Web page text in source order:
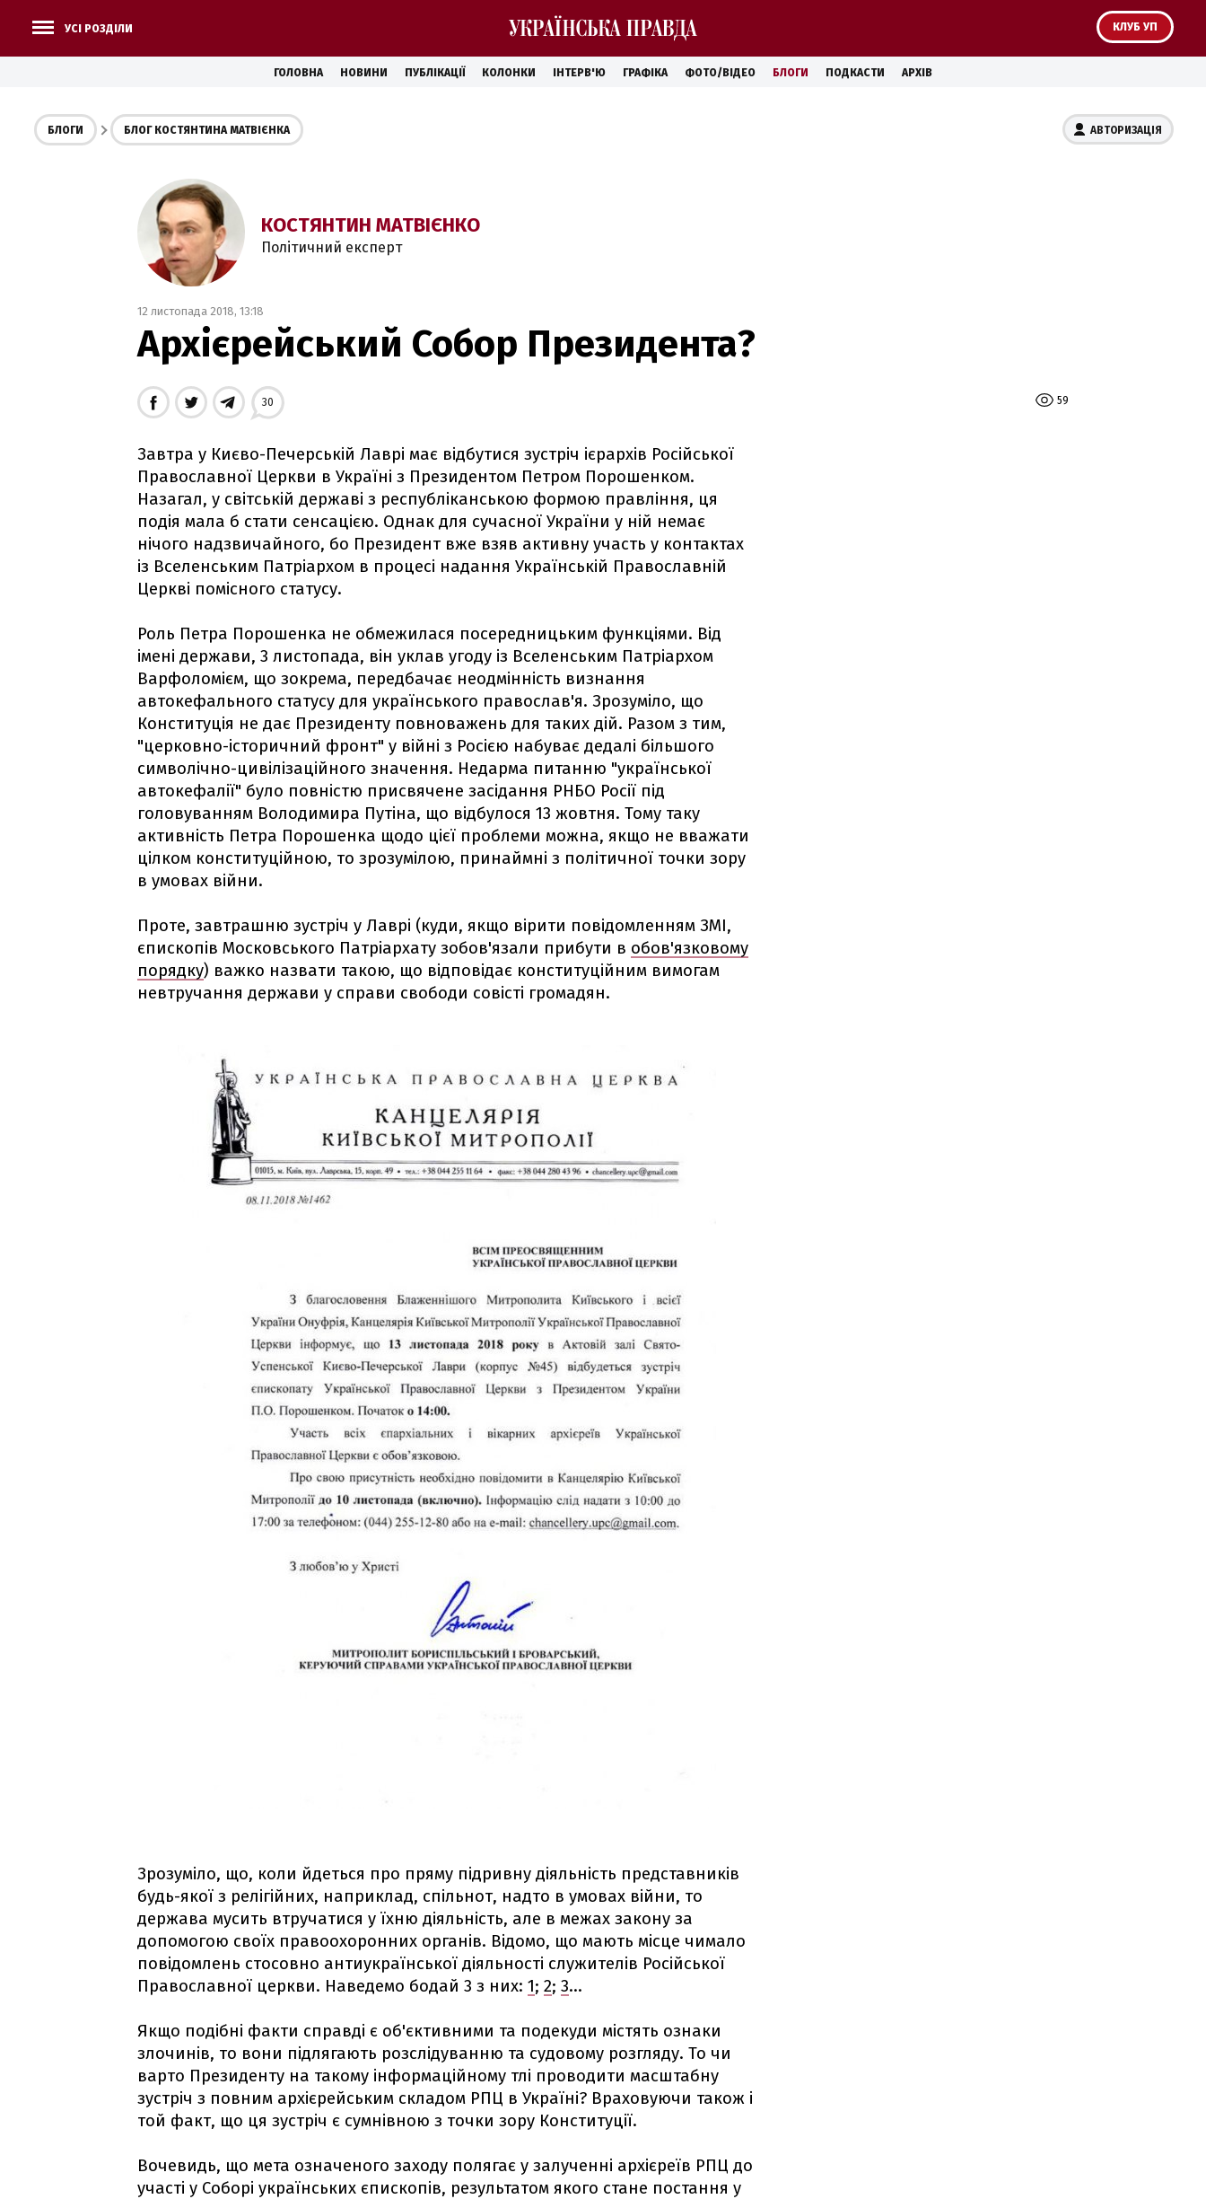
УСІ РОЗДІЛИ КЛУБ УП
ГОЛОВНА НОВИНИ ПУБЛІКАЦІЇ КОЛОНКИ ІНТЕРВ'Ю ГРАФІКА ФОТО/ВІДЕО БЛОГИ ПОДКАСТИ АРХІВ
АВТОРИЗАЦІЯ
БЛОГИ БЛОГ КОСТЯНТИНА МАТВІЄНКА
КОСТЯНТИН МАТВІЄНКО
Політичний експерт
12 листопада 2018, 13:18
Архієрейський Собор Президента?
59
30
Завтра у Києво-Печерській Лаврі має відбутися зустріч ієрархів Російської
Православної Церкви в Україні з Президентом Петром Порошенком.
Назагал, у світській державі з республіканською формою правління, ця
подія мала б стати сенсацією. Однак для сучасної України у ній немає
нічого надзвичайного, бо Президент вже взяв активну участь у контактах
із Вселенським Патріархом в процесі надання Українській Православній
Церкві помісного статусу.
Роль Петра Порошенка не обмежилася посередницьким функціями. Від
імені держави, 3 листопада, він уклав угоду із Вселенським Патріархом
Варфоломієм, що зокрема, передбачає неодмінність визнання
автокефального статусу для українського православ'я. Зрозуміло, що
Конституція не дає Президенту повноважень для таких дій. Разом з тим,
"церковно-історичний фронт" у війні з Росією набуває дедалі більшого
символічно-цивілізаційного значення. Недарма питанню "української
автокефалії" було повністю присвячене засідання РНБО Росії під
головуванням Володимира Путіна, що відбулося 13 жовтня. Тому таку
активність Петра Порошенка щодо цієї проблеми можна, якщо не вважати
цілком конституційною, то зрозумілою, принаймні з політичної точки зору
в умовах війни.
Проте, завтрашню зустріч у Лаврі (куди, якщо вірити повідомленням ЗМІ,
єпископів Московського Патріархату зобов'язали прибути в обов'язковому
порядку) важко назвати такою, що відповідає конституційним вимогам
невтручання держави у справи свободи совісті громадян.
Зрозуміло, що, коли йдеться про пряму підривну діяльність представників
будь-якої з релігійних, наприклад, спільнот, надто в умовах війни, то
держава мусить втручатися у їхню діяльність, але в межах закону за
допомогою своїх правоохоронних органів. Відомо, що мають місце чимало
повідомлень стосовно антиукраїнської діяльності служителів Російської
Православної церкви. Наведемо бодай 3 з них: 1; 2; 3...
Якщо подібні факти справді є об'єктивними та подекуди містять ознаки
злочинів, то вони підлягають розслідуванню та судовому розгляду. То чи
варто Президенту на такому інформаційному тлі проводити масштабну
зустріч з повним архієрейським складом РПЦ в Україні? Враховуючи також і
той факт, що ця зустріч є сумнівною з точки зору Конституції.
Вочевидь, що мета означеного заходу полягає у залученні архієреїв РПЦ до
участі у Соборі українських єпископів, результатом якого стане постання у